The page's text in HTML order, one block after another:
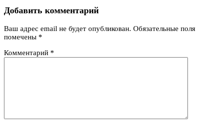
Добавить комментарий
Ваш адрес email не будет опубликован. Обязательные поля
помечены *
Комментарий *